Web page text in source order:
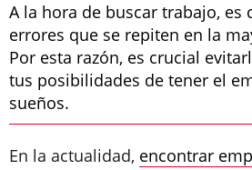
A la hora de buscar trabajo, es
errores que se repiten en la
Por esta razón, es crucial
tus posibilidades de tener el
sueños.
En la actualidad, encontrar